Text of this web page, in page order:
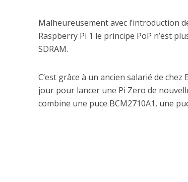
Malheureusement avec l’introduction
Raspberry Pi 1 le principe PoP n’est
SDRAM.
C’est grâce à un ancien salarié de
jour pour lancer une Pi Zero de
combine une puce BCM2710A1, une